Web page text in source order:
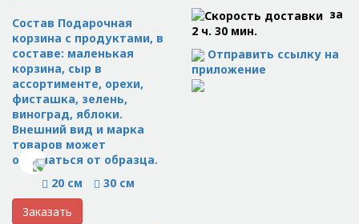
за
2 ч. 30 мин.
Отправить ссылку на
приложение
Состав Подарочная
корзина с продуктами, в
составе: маленькая
корзина, сыр в
ассортименте, орехи,
фисташка, зелень,
виноград, яблоки.
Внешний вид и марка
товаров может
отличаться от образца.
20 см
30 см
Заказать